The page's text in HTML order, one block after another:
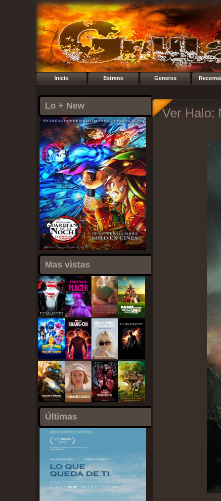
Inicio Estreno Generos
Lo + New
Mas vistas
Últimas
Ver Halo: